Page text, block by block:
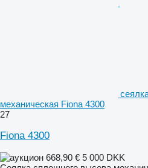
механическая Fiona 4300
27
Fiona 4300
668,90 € 5 000 DKK